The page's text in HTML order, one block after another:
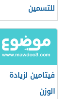
للتسمين
فيتامين لزيادة
الوزن